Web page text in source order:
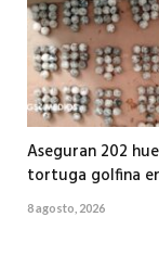
Aseguran 202
tortuga golfina
8 agosto, 2026